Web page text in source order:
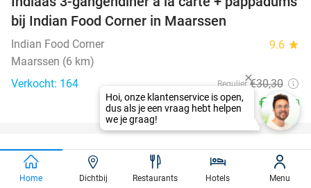
36%
bij Indian Food Corner in Maarssen
Indian Food Corner 9.6 star
Maarssen (6 km)
Verkocht: 164
Regulier €30,30
€19,50
25%
favorite_border
Entree Walibi Holland
Walibi Holland 9.3star
Home Dichtbij Restaurants Hotels Menu